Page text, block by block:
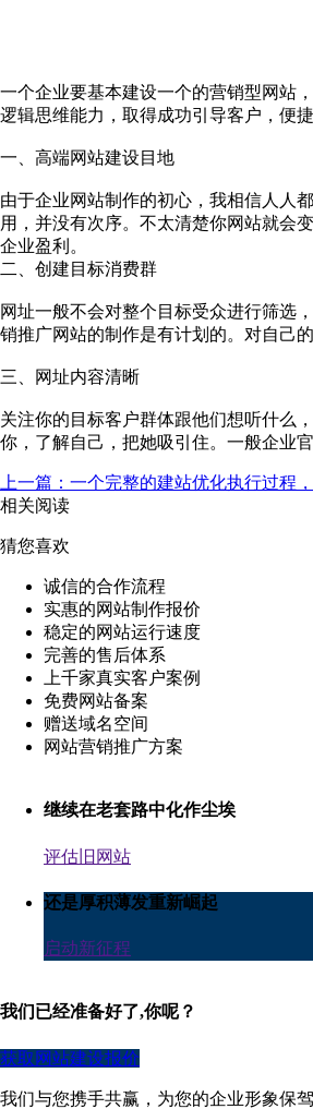
一个企业要基本建设一个的营销型网站
逻辑思维能力，取得成功引导客户，便
一、高端网站建设目地
由于企业网站制作的初心，我相信人人
用，并没有次序。不太清楚你网站就会
企业盈利。
二、创建目标消费群
网址一般不会对整个目标受众进行筛选
销推广网站的制作是有计划的。对自己
三、网址内容清晰
关注你的目标客户群体跟他们想听什么
你，了解自己，把她吸引住。一般企业
上一篇：一个完整的建站优化执行过程
相关阅读
猜您喜欢
诚信的合作流程
实惠的网站制作报价
稳定的网站运行速度
完善的售后体系
上千家真实客户案例
免费网站备案
赠送域名空间
网站营销推广方案
继续在老套路中化作尘埃
评估旧网站
还是厚积薄发重新崛起
启动新征程
我们已经准备好了,你呢？
获取网站建设报价
我们与您携手共赢，为您的企业形象保驾